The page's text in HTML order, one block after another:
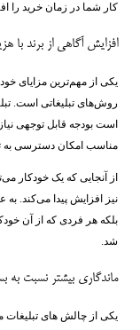
کار شما در زمان خرید را
افزایش آگاهی از برند با
یکی از مهم‌ترین مزایای
روش‌های تبلیغاتی است.
است بودجه قابل توجهی
مناسب امکان دسترسی به
از آنجایی که یک خودکار
نیز افزایش پیدا می‌کند. به
بلکه هر فردی که از آن
شد.
ماندگاری بیشتر نسبت به
یکی از چالش ‌های تبلیغات